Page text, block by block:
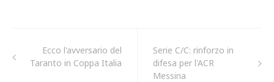
Ecco l'avversario del
Taranto in Coppa Italia
Serie C/C: rinforzo in
difesa per l'ACR
Messina